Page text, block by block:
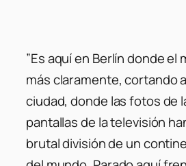
”Es aquí en Berlín donde el
más claramente, cortando
ciudad, donde las fotos de
pantallas de la televisión
brutal división de un